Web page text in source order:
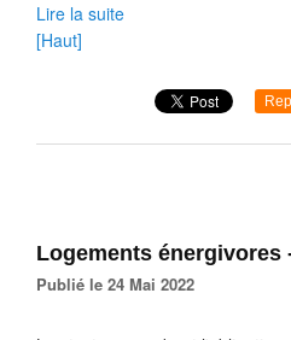
Lire la suite
[Haut]
Logements énergivores
Publié le 24 Mai 2022